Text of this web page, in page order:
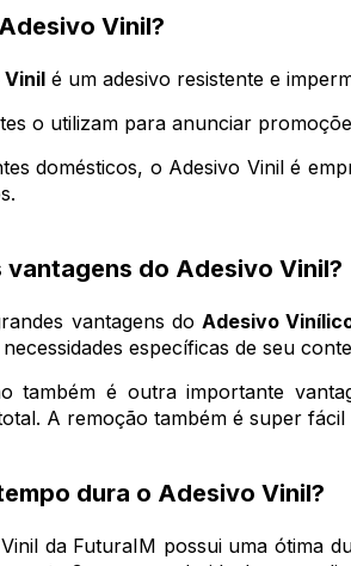
(2)
(1)
(3)
(2)
(2)
(8)
(8)
(8)
(8)
(248)
(1)
(234)
(168)
Vinil?
Vinil é um adesivo resistente e
o utilizam para anunciar
domésticos, o Adesivo Vinil é
vantagens do Adesivo Vinil?
vantagens do Adesivo
específicas de seu
também é outra importante
A remoção também é super
dura o Adesivo Vinil?
da FuturaIM possui uma ótima